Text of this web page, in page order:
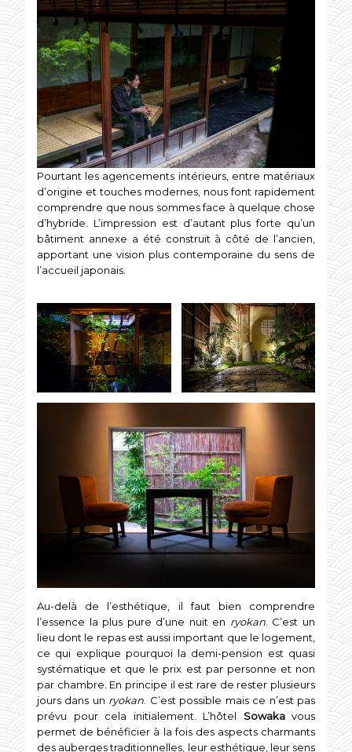
Pourtant les agencements intérieurs, entre matériaux
d’origine et touches modernes, nous font rapidement
comprendre que nous sommes face à quelque chose
d’hybride. L’impression est d’autant plus forte qu’un
bâtiment annexe a été construit à côté de l’ancien,
apportant une vision plus contemporaine du sens de
l’accueil japonais.
Au-delà de l’esthétique, il faut bien comprendre
l’essence la plus pure d’une nuit en ryokan. C’est un
lieu dont le repas est aussi important que le logement,
ce qui explique pourquoi la demi-pension est quasi
systématique et que le prix est par personne et non
par chambre. En principe il est rare de rester plusieurs
jours dans un ryokan . C’est possible mais ce n’est pas
prévu pour cela initialement. L’hôtel Sowakavous
permet de bénéficier à la fois des aspects charmants
des auberges traditionnelles, leur esthétique, leur sens